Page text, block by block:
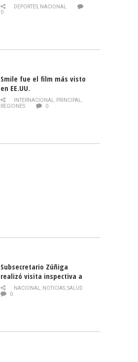
DEPORTES, NACIONAL
0
Smile fue el film más visto
en EE.UU.
INTERNACIONAL PRINCIPAL
REGIONES
0
Subsecretario Zúñiga
realizó visita inspectiva a
Hospital Modular Sótero del
Río
NACIONAL NOTICIAS, SALUD
0